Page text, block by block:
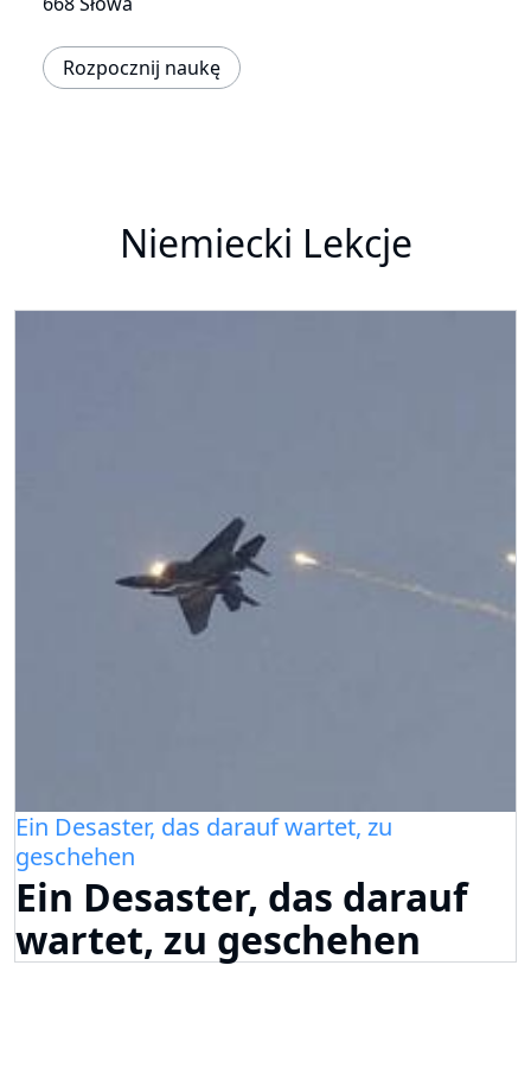
Rozpocznij naukę
Niemiecki Lekcje
Ein Desaster, das darauf wartet, zu
geschehen
Ein Desaster, das darauf
wartet, zu geschehen